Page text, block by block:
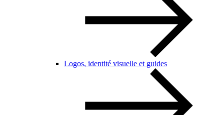
Logos, identité visuelle et guides